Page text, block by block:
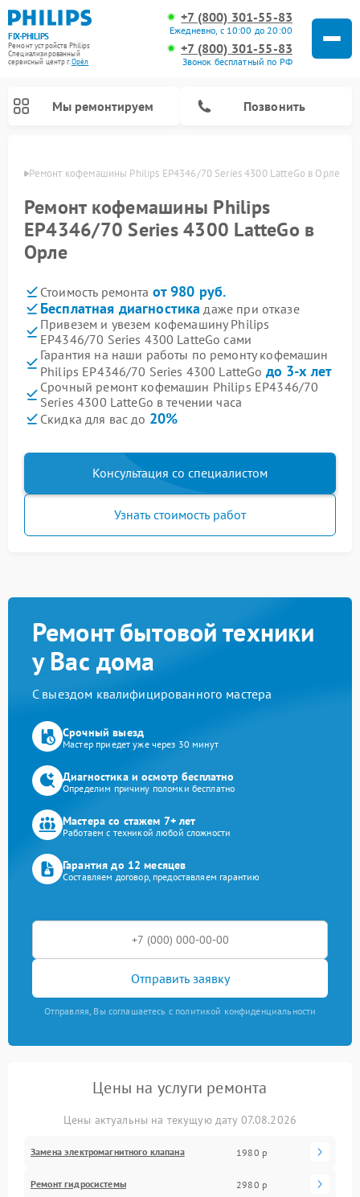
FIX-PHILIPS
Ремонт устройств Philips
Специализированный
cервисный центр г.Орёл
+7 (800) 301-55-83
Ежедневно, с 10:00 до 20:00
+7 (800) 301-55-83
Звонок бесплатный по РФ
Мы ремонтируем Позвонить
Ремонт кофемашины Philips EP4346/70 Series 4300 LatteGo в Орле
Ремонт кофемашины Philips
EP4346/70 Series 4300 LatteGo в
Орле
Стоимость ремонта от 980 руб.
Бесплатная диагностика даже при отказе
Привезем и увезем кофемашину Philips
EP4346/70 Series 4300 LatteGo сами
Гарантия на наши работы по ремонту кофемашин
Philips EP4346/70 Series 4300 LatteGo до 3-х лет
Срочный ремонт кофемашин Philips EP4346/70
Series 4300 LatteGo в течении часа
Скидка для вас до 20%
Консультация со специалистом
Узнать стоимость работ
Ремонт бытовой техники
у Вас дома
С выездом квалифицированного мастера
Срочный выезд
Мастер приедет уже через 30 минут
Диагностика и осмотр бесплатно
Определим причину поломки бесплатно
Мастера со стажем 7+ лет
Работаем с техникой любой сложности
Гарантия до 12 месяцев
Составляем договор, предоставляем гарантию
Отправить заявку
Отправляя, Вы соглашаетесь с политикой конфиденциальности
Цены на услуги ремонта
Цены актуальны на текущую дату 07.08.2026
Замена электромагнитного клапана 1980 р
Ремонт гидросистемы 2980 р